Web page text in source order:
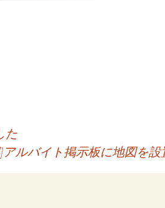
た
アルバイト掲示板に地図を設